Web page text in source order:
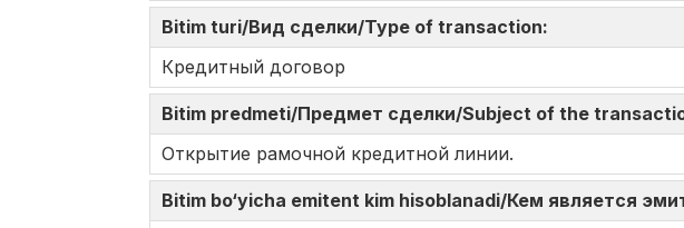
Bitim turi/Вид сделки/Type of transaction:
Кредитный договор
Bitim predmeti/Предмет сделки/Subject of the
Открытие рамочной кредитной линии.
Bitim bo‘yicha emitent kim hisoblanadi/Кем является